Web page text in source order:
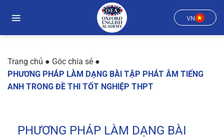
đến
VN
Trang chủ ● Góc chia sẻ ●
PHƯƠNG PHÁP LÀM DẠNG BÀI TẬP PHÁT ÂM TIẾNG
ANH TRONG ĐỀ THI TỐT NGHIỆP THPT
PHƯƠNG PHÁP LÀM DẠNG BÀI